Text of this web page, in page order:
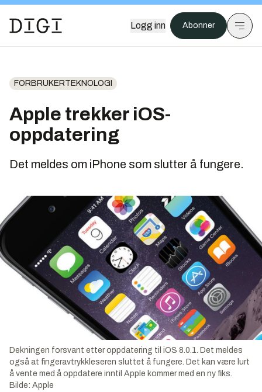
Logg inn Abonner
FORBRUKERTEKNOLOGI
Apple trekker iOS-
oppdatering
Det meldes om iPhone som slutter å fungere.
Dekningen forsvant etter oppdatering til iOS 8.0.1. Det meldes
også at fingeravtrykkleseren sluttet å fungere. Det kan være lurt
å vente med å oppdatere inntil Apple kommer med en ny fiks.
Bilde: Apple